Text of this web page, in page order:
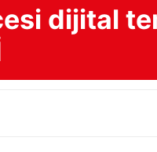
dijital